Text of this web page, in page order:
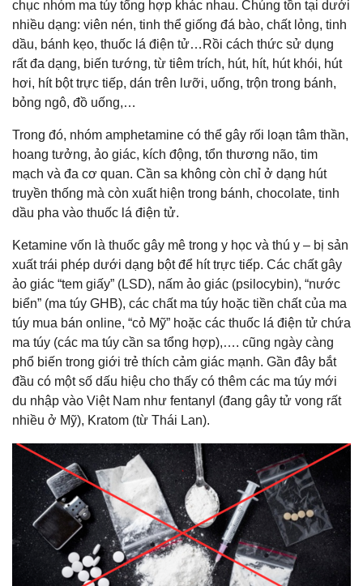
chục nhóm ma túy tổng hợp khác nhau. Chúng tồn tại dưới
nhiều dạng: viên nén, tinh thể giống đá bào, chất lỏng, tinh
dầu, bánh kẹo, thuốc lá điện tử…Rồi cách thức sử dụng
rất đa dạng, biến tướng, từ tiêm trích, hút, hít, hút khói, hút
hơi, hít bột trực tiếp, dán trên lưỡi, uống, trộn trong bánh,
bỏng ngô, đồ uống,…
Trong đó, nhóm amphetamine có thể gây rối loạn tâm thần,
hoang tưởng, ảo giác, kích động, tổn thương não, tim
mạch và đa cơ quan. Cần sa không còn chỉ ở dạng hút
truyền thống mà còn xuất hiện trong bánh, chocolate, tinh
dầu pha vào thuốc lá điện tử.
Ketamine vốn là thuốc gây mê trong y học và thú y – bị sản
xuất trái phép dưới dạng bột để hít trực tiếp. Các chất gây
ảo giác “tem giấy” (LSD), nấm ảo giác (psilocybin), “nước
biển” (ma túy GHB), các chất ma túy hoặc tiền chất của ma
túy mua bán online, “cỏ Mỹ” hoặc các thuốc lá điện tử chứa
ma túy (các ma túy cần sa tổng hợp),…. cũng ngày càng
phổ biến trong giới trẻ thích cảm giác mạnh. Gần đây bắt
đầu có một số dấu hiệu cho thấy có thêm các ma túy mới
du nhập vào Việt Nam như fentanyl (đang gây tử vong rất
nhiều ở Mỹ), Kratom (từ Thái Lan).